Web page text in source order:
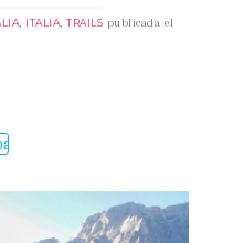
, ITALIA, TRAILS publicada el